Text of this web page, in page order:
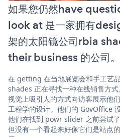
如果您仍然have
look at 是一家拥有
架的太阳镜公司rbia
their business 的公司。
在 getting 在当地展览会和手工艺
shades 正在寻找一种在线销售方
视觉上吸引人的方式向访客展示他
工程学的设计。他们的 GovOffice
他们在找到 powr slider 之前尝试
但没有一个看起来好像它们是站点